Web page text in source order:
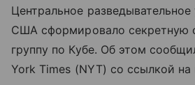
Центральное
США сформировало секретную
группу по Кубе. Об этом
York Times (NYT) со ссылкой на